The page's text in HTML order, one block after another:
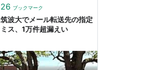
26 ブックマーク
筑波大でメール転送先の指定
ミス、1万件超漏えい